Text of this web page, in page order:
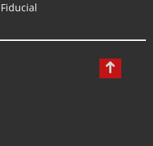
Fiducial